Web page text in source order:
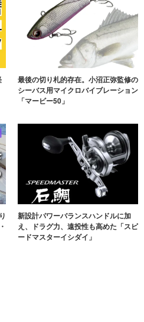
最後の切り札的存在。小沼正弥監修の
シーバス用マイクロバイブレーション
「マービー50」
新設計パワーバランスハンドルに加
え、ドラグ力、遠投性も高めた「スピ
ードマスターイシダイ」